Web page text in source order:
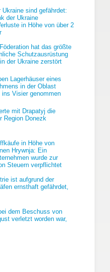
Ukraine sind gefährdet:
der Ukraine
in Höhe von über 2
hat das größte
Schutzausrüstung
der Ukraine zerstört
Lagerhäuser eines
in der Oblast
ins Visier genommen
mit Drapatyj die
Region Donezk
in Höhe von
Hrywnja: Ein
wurde zur
Steuern verpflichtet
ist aufgrund der
ernsthaft gefährdet,
dem Beschuss von
verletzt worden war,